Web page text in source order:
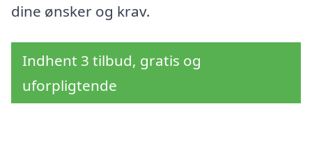
dine ønsker og krav.
Indhent 3 tilbud, gratis og
uforpligtende